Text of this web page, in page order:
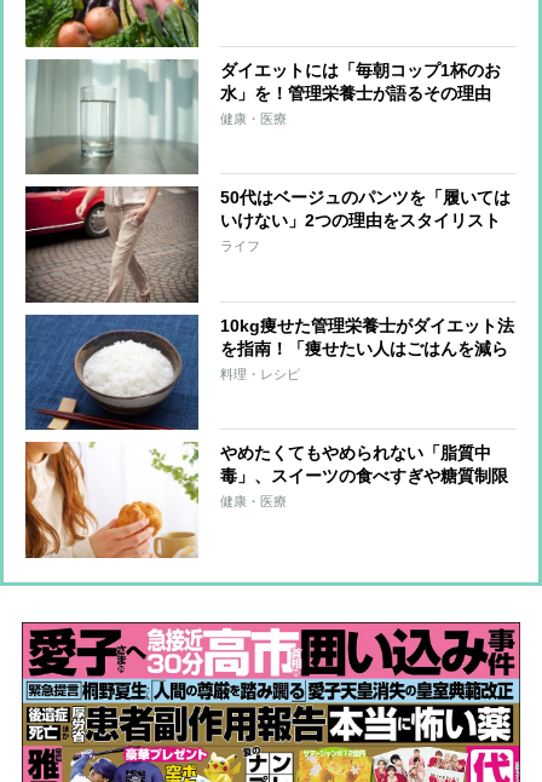
ダイエットには「毎朝コップ1杯のお
水」を！管理栄養士が語るその理由
健康・医療
50代はベージュのパンツを「履いては
いけない」2つの理由をスタイリスト
が解説
ライフ
10kg痩せた管理栄養士がダイエット法
を指南！「痩せたい人はごはんを減ら
さない」食べたい穀物を3つ選んで食
料理・レシピ
やめたくてもやめられない「脂質中
毒」、スイーツの食べすぎや糖質制限
ダイエットも一因
健康・医療